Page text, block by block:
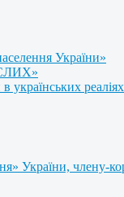
України»
України, члену-